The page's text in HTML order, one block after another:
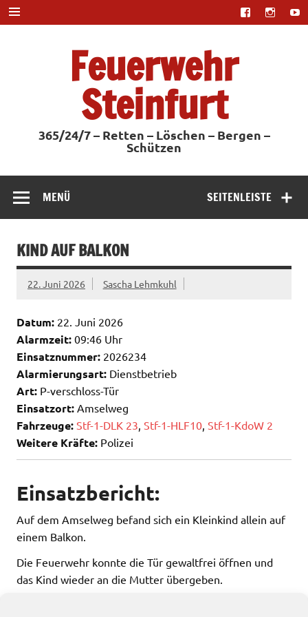
Zum
Inhalt
springen
Feuerwehr
Steinfurt
365/24/7 – Retten – Löschen – Bergen –
Schützen
SEITENLEISTE
MENÜ
KIND AUF BALKON
22. Juni 2026 Sascha Lehmkuhl
Datum: 22. Juni 2026
Alarmzeit: 09:46 Uhr
Einsatznummer: 2026234
Alarmierungsart: Dienstbetrieb
Art: P-verschloss-Tür
Einsatzort: Amselweg
Fahrzeuge: Stf-1-DLK 23 Stf-1-HLF10 Stf-1-KdoW 2
Weitere Kräfte: Polizei
Einsatzbericht:
Auf dem Amselweg befand sich ein Kleinkind allein auf
einem Balkon.
Die Feuerwehr konnte die Tür gewaltfrei öffnen und
das Kind wieder an die Mutter übergeben.